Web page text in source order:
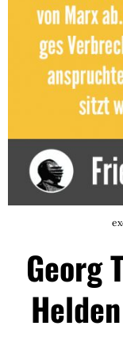
Georg